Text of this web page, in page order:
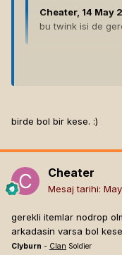
Cheater, 14 May
bu twink isi de
birde güzel bir hesap
birde bol bir kese. :)
Cheater
Mesaj tarihi:
gerekli itemlar nodrop
arkadasin varsa bol
Clyburn - Clan Soldier